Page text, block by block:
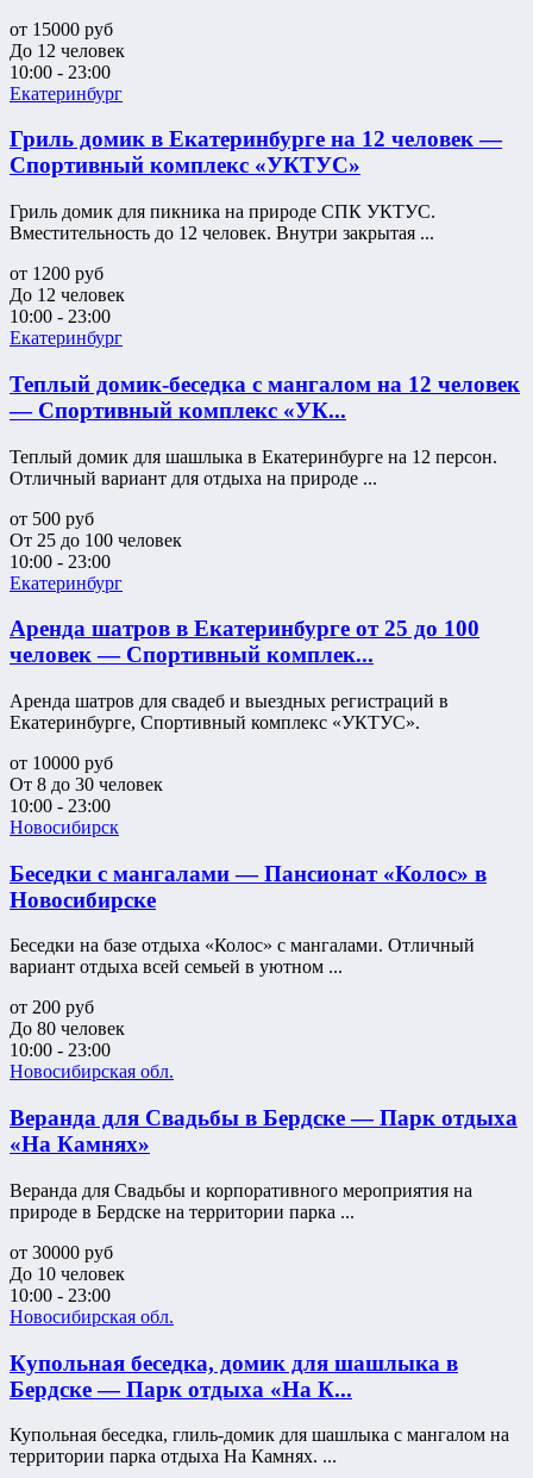
от 15000 руб
До 12 человек
10:00 - 23:00
Екатеринбург
Гриль домик в Екатеринбурге на 12 человек —
Спортивный комплекс «УКТУС»
Гриль домик для пикника на природе СПК УКТУС.
Вместительность до 12 человек. Внутри закрытая ...
от 1200 руб
До 12 человек
10:00 - 23:00
Екатеринбург
Теплый домик-беседка с мангалом на 12 человек
— Спортивный комплекс «УК...
Теплый домик для шашлыка в Екатеринбурге на 12 персон.
Отличный вариант для отдыха на природе ...
от 500 руб
От 25 до 100 человек
10:00 - 23:00
Екатеринбург
Аренда шатров в Екатеринбурге от 25 до 100
человек — Спортивный комплек...
Аренда шатров для свадеб и выездных регистраций в
Екатеринбурге, Спортивный комплекс «УКТУС».
от 10000 руб
От 8 до 30 человек
10:00 - 23:00
Новосибирск
Беседки с мангалами — Пансионат «Колос» в
Новосибирске
Беседки на базе отдыха «Колос» с мангалами. Отличный
вариант отдыха всей семьей в уютном ...
от 200 руб
До 80 человек
10:00 - 23:00
Новосибирская обл.
Веранда для Свадьбы в Бердске — Парк отдыха
«На Камнях»
Веранда для Свадьбы и корпоративного мероприятия на
природе в Бердске на территории парка ...
от 30000 руб
До 10 человек
10:00 - 23:00
Новосибирская обл.
Купольная беседка, домик для шашлыка в
Бердске — Парк отдыха «На К...
Купольная беседка, глиль-домик для шашлыка с мангалом на
территории парка отдыха На Камнях. ...